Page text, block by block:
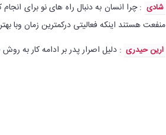
شادی : چرا انسان به دنبال راه های نو برای
منفعت هستند اینکه فعالیتی درکمترین زمان وبا
ارین حیدری : دلیل اصرار پدر بر ادامه کار به